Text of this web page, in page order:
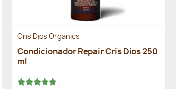
Cris Dios Organics
Condicionador Repair Cris Dios 250
ml